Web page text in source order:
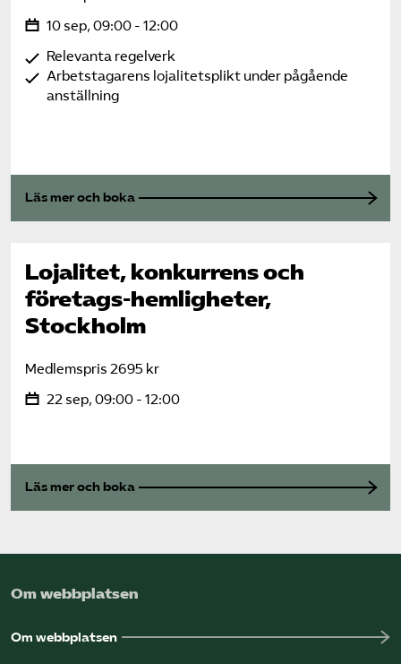
10 sep, 09:00 - 12:00
Relevanta regelverk
Arbetstagarens lojalitetsplikt under pågående
anställning
Läs mer och boka
Lojalitet, konkurrens och
företags-hemligheter,
Stockholm
Medlemspris 2695 kr
22 sep, 09:00 - 12:00
Läs mer och boka
Om webbplatsen
Om webbplatsen